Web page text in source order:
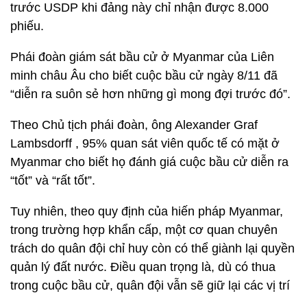
trước USDP khi đảng này chỉ nhận được 8.000
phiếu.
Phái đoàn giám sát bầu cử ở Myanmar của Liên
minh châu Âu cho biết cuộc bầu cử ngày 8/11 đã
“diễn ra suôn sẻ hơn những gì mong đợi trước đó”.
Theo Chủ tịch phái đoàn, ông Alexander Graf
Lambsdorff , 95% quan sát viên quốc tế có mặt ở
Myanmar cho biết họ đánh giá cuộc bầu cử diễn ra
“tốt” và “rất tốt”.
Tuy nhiên, theo quy định của hiến pháp Myanmar,
trong trường hợp khẩn cấp, một cơ quan chuyên
trách do quân đội chỉ huy còn có thể giành lại quyền
quản lý đất nước. Điều quan trọng là, dù có thua
trong cuộc bầu cử, quân đội vẫn sẽ giữ lại các vị trí